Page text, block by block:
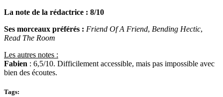
La note de la rédactrice : 8/10
Ses morceaux préférés : Friend Of A Friend, Bending Hectic,
Read The Room
Les autres notes :
Fabien : 6,5/10. Difficilement accessible, mais pas impossible avec
bien des écoutes.
Tags: